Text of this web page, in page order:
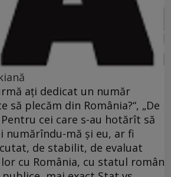
aţi dedicat un număr
să plecăm din România?“, „De
Pentru cei care s-au hotărît să
numărîndu-mă şi eu, ar fi
de stabilit, de evaluat
cu România, cu statul român